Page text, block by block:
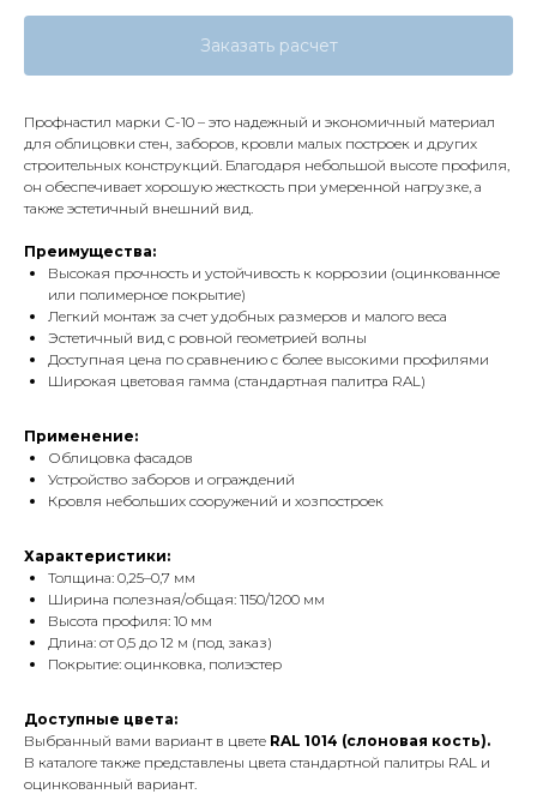
Заказать расчет
Профнастил марки С-10 – это надежный и экономичный материал
для облицовки стен, заборов, кровли малых построек и других
строительных конструкций. Благодаря небольшой высоте профиля,
он обеспечивает хорошую жесткость при умеренной нагрузке, а
также эстетичный внешний вид.
Преимущества:
Высокая прочность и устойчивость к коррозии (оцинкованное
или полимерное покрытие)
Легкий монтаж за счет удобных размеров и малого веса
Эстетичный вид с ровной геометрией волны
Доступная цена по сравнению с более высокими профилями
Широкая цветовая гамма (стандартная палитра RAL)
Применение:
Облицовка фасадов
Устройство заборов и ограждений
Кровля небольших сооружений и хозпостроек
Характеристики:
Толщина: 0,25–0,7 мм
Ширина полезная/общая: 1150/1200 мм
Высота профиля: 10 мм
Длина: от 0,5 до 12 м (под заказ)
Покрытие: оцинковка, полиэстер
Доступные цвета:
Выбранный вами вариант в цвете RAL 1014 (слоновая кость).
В каталоге также представлены цвета стандартной палитры RAL и
оцинкованный вариант.